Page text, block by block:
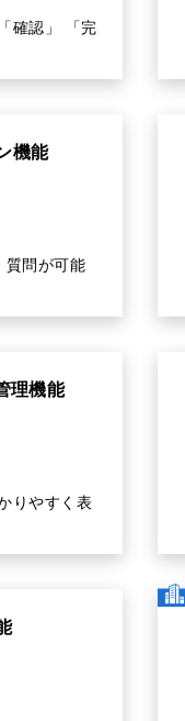
確認」 「完
機能
質問が可能
理機能
りやすく表